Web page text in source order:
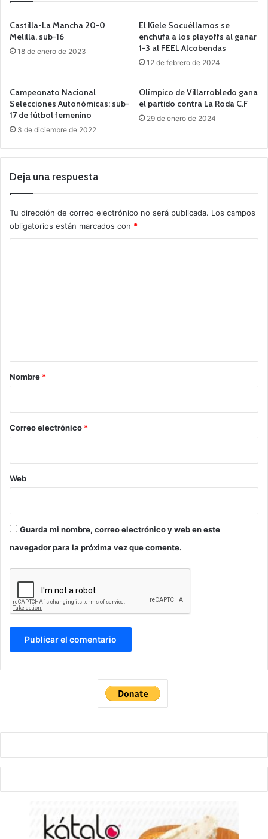
Castilla-La Mancha 20-0
Melilla, sub-16
18 de enero de 2023
El Kiele Socuéllamos se
enchufa a los playoffs al ganar
1-3 al FEEL Alcobendas
12 de febrero de 2024
Campeonato Nacional
Selecciones Autonómicas: sub-
17 de fútbol femenino
3 de diciembre de 2022
Olímpico de Villarrobledo gana
el partido contra La Roda C.F
29 de enero de 2024
Deja una respuesta
Tu dirección de correo electrónico no será publicada. Los campos
obligatorios están marcados con *
r
*
Nombre *
Correo electrónico *
Web
Guarda mi nombre, correo electrónico y web en este
navegador para la próxima vez que comente.